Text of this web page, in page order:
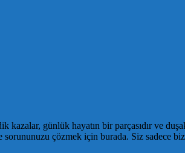
günlük hayatın bir parçasıdır ve
çözmek için burada. Siz sadece